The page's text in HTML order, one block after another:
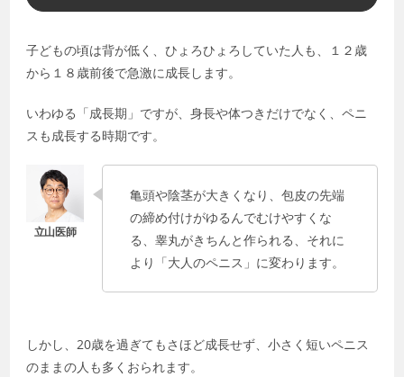
子どもの頃は背が低く、ひょろひょろしていた人も、１２歳
から１８歳前後で急激に成長します。
いわゆる「成長期」ですが、身長や体つきだけでなく、ペニ
スも成長する時期です。
亀頭や陰茎が大きくなり、包皮の先端
の締め付けがゆるんでむけやすくな
る、睾丸がきちんと作られる、それに
より「大人のペニス」に変わります。
しかし、20歳を過ぎてもさほど成長せず、小さく短いペニス
のままの人も多くおられます。